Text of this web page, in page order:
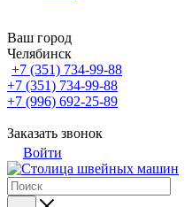
Ваш город
Челябинск
+7 (351) 734-99-88
+7 (351) 734-99-88
+7 (996) 692-25-89
Заказать звонок
Войти